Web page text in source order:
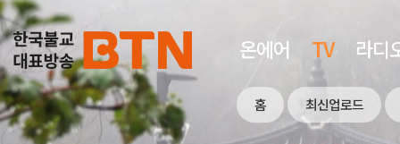
온에어 TV 라디
홈 최신업로드